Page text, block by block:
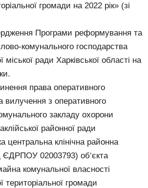
громади на 2022 рік» (зі
Програми реформування та
комунального господарства
міської ради Харківської області на
права оперативного
вилучення з оперативного
закладу охорони
районної ради
центральна клінічна районна
ЄДРПОУ 02003793) об‘єкта
комунальної власності
територіальної громади